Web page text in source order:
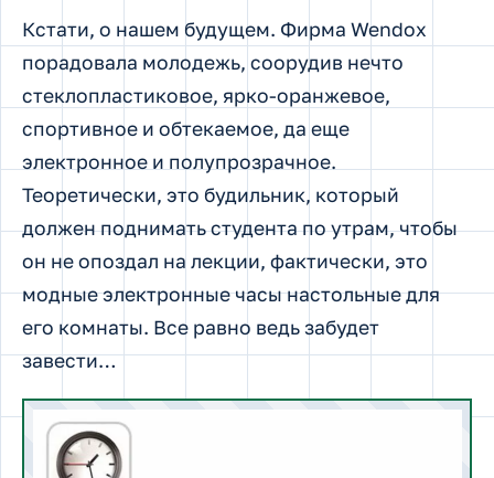
Кстати, о нашем будущем. Фирма Wendox
порадовала молодежь, соорудив нечто
стеклопластиковое, ярко-оранжевое,
спортивное и обтекаемое, да еще
электронное и полупрозрачное.
Теоретически, это будильник, который
должен поднимать студента по утрам, чтобы
он не опоздал на лекции, фактически, это
модные электронные часы настольные для
его комнаты. Все равно ведь забудет
завести…